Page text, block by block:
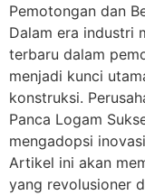
Pemotongan dan
Dalam era industri
terbaru dalam
menjadi kunci
konstruksi.
Panca Logam
mengadopsi
Artikel ini akan
yang revolusioner